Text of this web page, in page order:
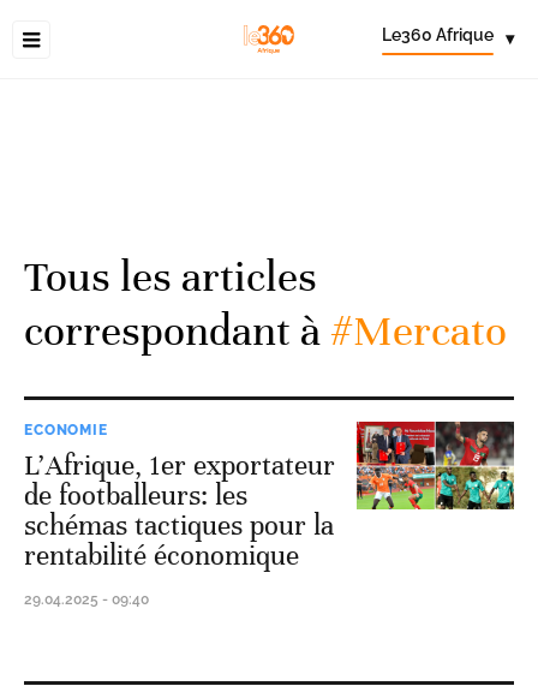
Le360 Afrique ▾
Tous les articles
correspondant à#Mercato
ECONOMIE
L’Afrique, 1er exportateur
de footballeurs: les
schémas tactiques pour la
rentabilité économique
29.04.2025 - 09:40